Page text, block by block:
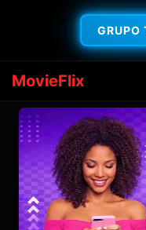
GRUPO
MovieFlix